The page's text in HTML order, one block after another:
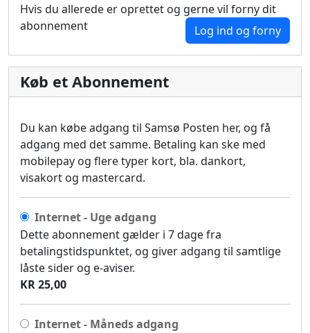
Hvis du allerede er oprettet og gerne vil forny dit
abonnement
Log ind og forny
Køb et Abonnement
Du kan købe adgang til Samsø Posten her, og få
adgang med det samme. Betaling kan ske med
mobilepay og flere typer kort, bla. dankort,
visakort og mastercard.
Internet - Uge adgang
Dette abonnement gælder i 7 dage fra
betalingstidspunktet, og giver adgang til samtlige
låste sider og e-aviser.
KR 25,00
Internet - Måneds adgang